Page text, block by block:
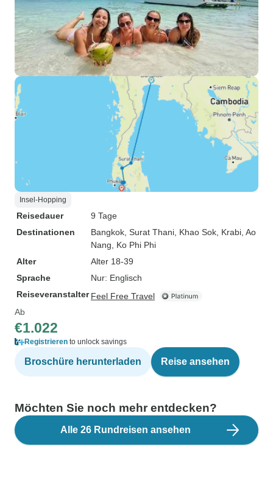
Insel-Hopping
Reisedauer
9 Tage
Destinationen
Bangkok , Surat Thani , Khao Sok , Krabi , Ao
Nang , Ko Phi Phi
Alter
Alter 18-39
Sprache
Nur: Englisch
Reiseveranstalter Feel Free Travel
Ab
€1.022
Registrieren to unlock savings
Broschüre herunterladen Reise ansehen
Möchten Sie noch mehr entdecken?
Alle 26 Rundreisen ansehen